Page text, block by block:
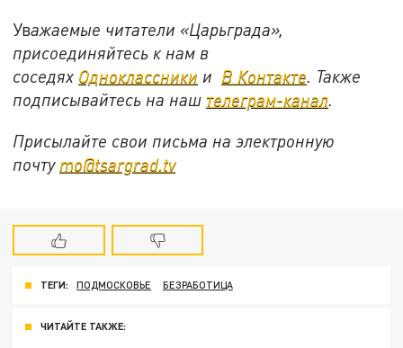
Уважаемые читатели «Царьграда»,
присоединяйтесь к нам в
соседях Одноклассники и В Контакте. Также
подписывайтесь на наш телеграм-канал.
Присылайте свои письма на электронную
почту mo@tsargrad.tv
ТЕГИ: ПОДМОСКОВЬЕ БЕЗРАБОТИЦА
ЧИТАЙТЕ ТАКЖЕ: